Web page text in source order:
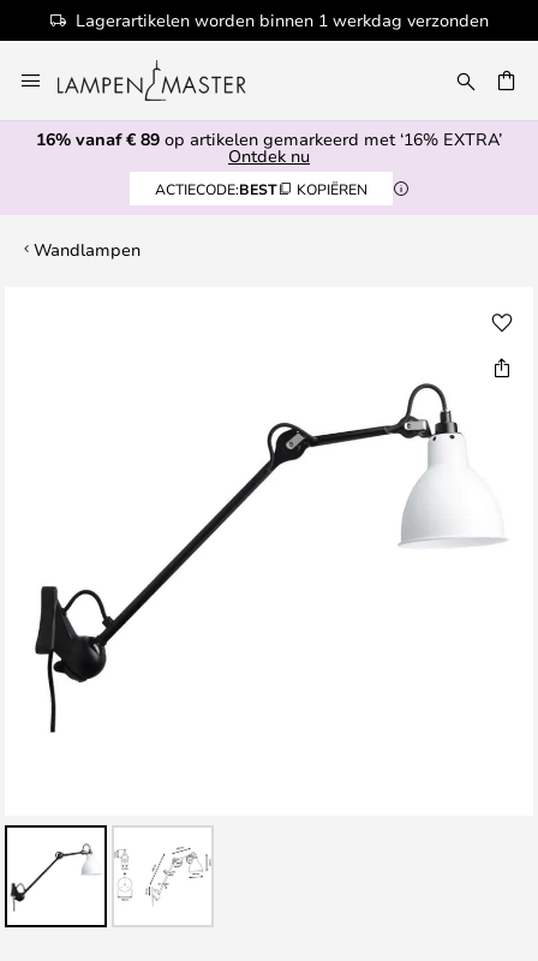
Lagerartikelen worden binnen 1 werkdag verzonden
naar
de
inhoud
16% vanaf € 89 op artikelen gemarkeerd met ‘16% EXTRA’
Ontdek nu
ACTIECODE:BEST KOPIËREN
Wandlampen